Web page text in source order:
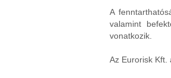
A
valamint
vonatkozik.
Az Eurorisk Kft.